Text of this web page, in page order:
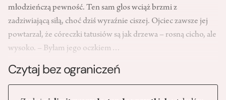
młodzieńczą pewność. Ten sam głos wciąż brzmi z
zadziwiającą siłą, choć dziś wyraźnie ciszej. Ojciec zawsze jej
powtarzał, że córeczki tatusiów są jak drzewa – rosną cicho, ale
wysoko. – Byłam jego oczkiem…
Czytaj bez ograniczeń